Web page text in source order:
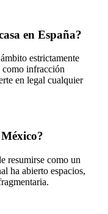
en España?
estrictamente
como infracción
en legal cualquier
resumirse como un
ha abierto espacios,